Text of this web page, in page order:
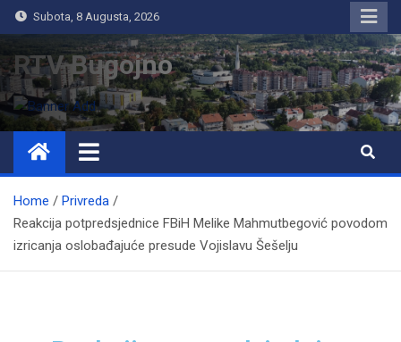
Subota, 8 Augusta, 2026
RTV Bugojno
Home
Privreda
Reakcija potpredsjednice FBiH Melike Mahmutbegović povodom
izricanja oslobađajuće presude Vojislavu Šešelju